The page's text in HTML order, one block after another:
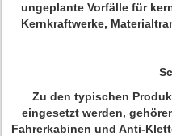
ungeplante Vorfälle für
Kernkraftwerke,
Zu den typischen
eingesetzt werden,
Fahrerkabinen und Anti-